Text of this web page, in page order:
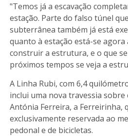
"Temos já a escavação
estação. Parte do falso túnel
subterrânea também já está
quanto à estação está-se agora
construir a estrutura, e o que
próximos tempos se veja a
A Linha Rubi, com 6,4
inclui uma nova travessia
Antónia Ferreira, a Ferreirinha,
exclusivamente reservada ao
pedonal e de bicicletas.